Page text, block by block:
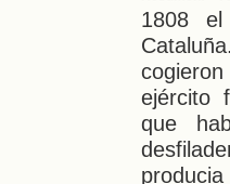
1808
ejército
que